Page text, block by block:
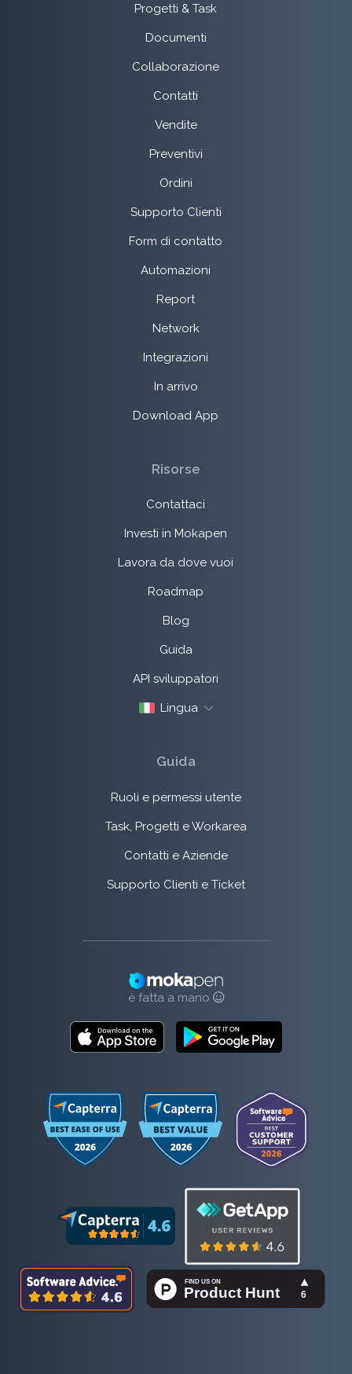
Progetti & Task
Documenti
Collaborazione
Contatti
Vendite
Preventivi
Ordini
Supporto Clienti
Form di contatto
Automazioni
Report
Network
Integrazioni
In arrivo
Download App
Risorse
Contattaci
Investi in Mokapen
Lavora da dove vuoi
Roadmap
Blog
Guida
API sviluppatori
Lingua
Guida
Ruoli e permessi utente
Task, Progetti e Workarea
Contatti e Aziende
Supporto Clienti e Ticket
è fatta a mano